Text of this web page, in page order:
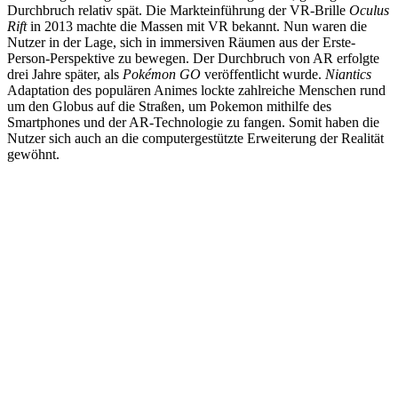
Durchbruch relativ spät. Die Markteinführung der VR-Brille Oculus
Riftin 2013 machte die Massen mit VR bekannt. Nun waren die
Nutzer in der Lage, sich in immersiven Räumen aus der Erste-
Person-Perspektive zu bewegen. Der Durchbruch von AR erfolgte
drei Jahre später, als Pokémon GO veröffentlicht wurde. Niantics
Adaptation des populären Animes lockte zahlreiche Menschen rund
um den Globus auf die Straßen, um Pokemon mithilfe des
Smartphones und der AR-Technologie zu fangen. Somit haben die
Nutzer sich auch an die computergestützte Erweiterung der Realität
gewöhnt.